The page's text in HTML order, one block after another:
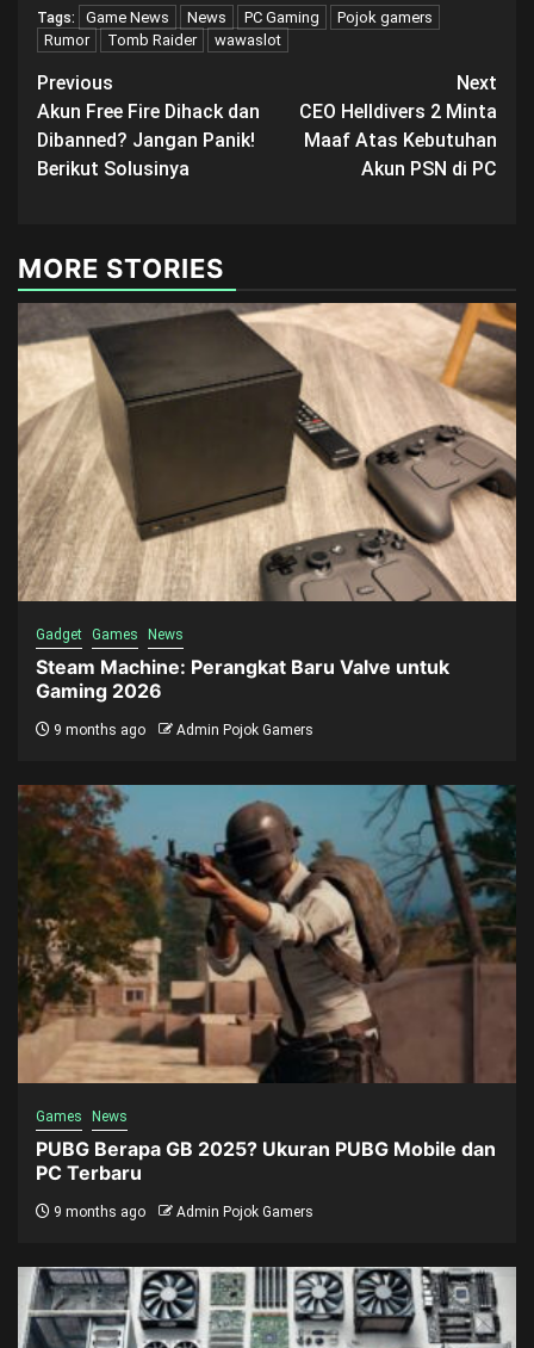
Tags: Game News News PC Gaming
Pojok gamers
Rumor
Tomb Raider wawaslot
Post
navigation
Previous
Akun Free Fire Dihack dan
Dibanned? Jangan Panik!
Berikut Solusinya
Next
CEO Helldivers 2 Minta
Maaf Atas Kebutuhan
Akun PSN di PC
MORE STORIES
Gadget Games News
Steam Machine: Perangkat Baru Valve untuk
Gaming 2026
9 months ago Admin Pojok Gamers
Games News
PUBG Berapa GB 2025? Ukuran PUBG Mobile dan
PC Terbaru
9 months ago Admin Pojok Gamers